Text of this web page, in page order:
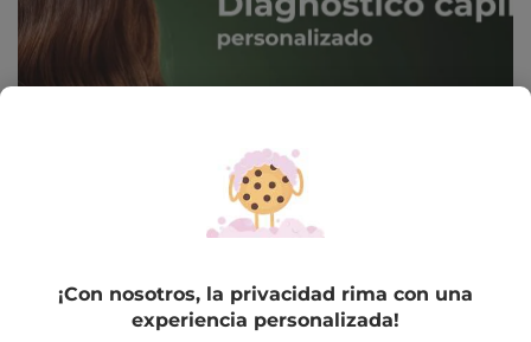
NUEVO
¡Con nosotros, la privacidad rima con una
experiencia personalizada!